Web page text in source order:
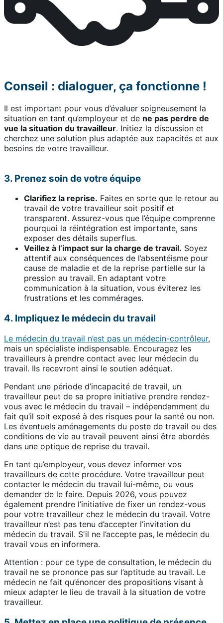
Conseil : dialoguer, ça fonctionne !
Il est important pour vous d’évaluer soigneusement la
situation en tant qu’employeur et de ne pas perdre de
vue la situation du travailleur. Initiez la discussion et
cherchez une solution plus adaptée aux capacités et aux
besoins de votre travailleur.
3. Prenez soin de votre équipe
Clarifiez la reprise. Faites en sorte que le retour au
travail de votre travailleur soit positif et
transparent. Assurez-vous que l’équipe comprenne
pourquoi la réintégration est importante, sans
exposer des détails superflus.
Veillez à l’impact sur la charge de travail. Soyez
attentif aux conséquences de l’absentéisme pour
cause de maladie et de la reprise partielle sur la
pression au travail. En adaptant votre
communication à la situation, vous éviterez les
frustrations et les commérages.
4. Impliquez le médecin du travail
Le médecin du travail n’est pas un médecin-contrôleur,
mais un spécialiste indispensable. Encouragez les
travailleurs à prendre contact avec leur médecin du
travail. Ils recevront ainsi le soutien adéquat.
Pendant une période d’incapacité de travail, un
travailleur peut de sa propre initiative prendre rendez-
vous avec le médecin du travail – indépendamment du
fait qu’il soit exposé à des risques pour la santé ou non.
Les éventuels aménagements du poste de travail ou des
conditions de vie au travail peuvent ainsi être abordés
dans une optique de reprise du travail.
En tant qu’employeur, vous devez informer vos
travailleurs de cette procédure. Votre travailleur peut
contacter le médecin du travail lui-même, ou vous
demander de le faire. Depuis 2026, vous pouvez
également prendre l’initiative de fixer un rendez-vous
pour votre travailleur chez le médecin du travail. Votre
travailleur n’est pas tenu d’accepter l’invitation du
médecin du travail. S'il ne l’accepte pas, le médecin du
travail vous en informera.
Attention : pour ce type de consultation, le médecin du
travail ne se prononce pas sur l’aptitude au travail. Le
médecin ne fait qu’énoncer des propositions visant à
mieux adapter le lieu de travail à la situation de votre
travailleur.